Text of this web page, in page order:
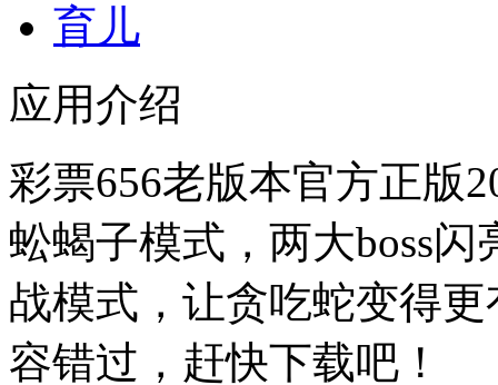
育儿
应用介绍
彩票656老版本官方正版
蚣蝎子模式，两大boss
战模式，让贪吃蛇变得
容错过，赶快下载吧！